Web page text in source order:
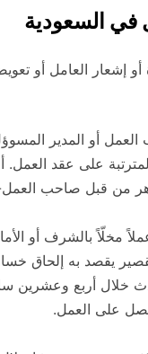
في السعودية
العامل أو
أو المدير
المترتبة على عقد
من قبل صاحب العمل-
مخلّاً بالشرف أو
يقصد به إلحاق
خلال أربع وعشرين
على العمل.